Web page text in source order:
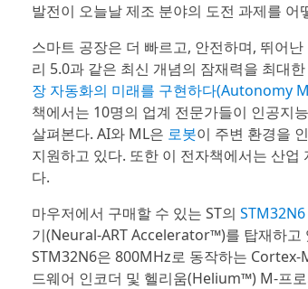
발전이 오늘날 제조 분야의 도전 과제를
스마트 공장은 더 빠르고, 안전하며, 뛰어
리 5.0과 같은 최신 개념의 잠재력을 최대
장 자동화의 미래를 구현하다
책에서는 10명의 업계 전문가들이 인공지
살펴본다. AI와 ML은 로봇이 주변 환경을
지원하고 있다. 또한 이 전자책에서는 산
다.
마우저에서 구매할 수 있는 ST의 STM32N6
기(Neural-ART Accelerator™)를 탑재하고
STM32N6은 800MHz로 동작하는
드웨어 인코더 및 헬리움(Helium™) M-프